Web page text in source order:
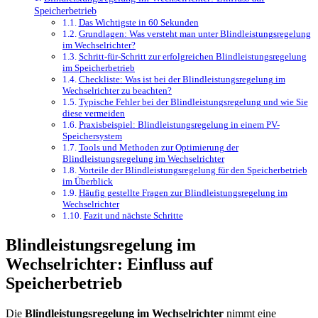
Speicherbetrieb
Das Wichtigste in 60 Sekunden
Grundlagen: Was versteht man unter Blindleistungsregelung
im Wechselrichter?
Schritt-für-Schritt zur erfolgreichen Blindleistungsregelung
im Speicherbetrieb
Checkliste: Was ist bei der Blindleistungsregelung im
Wechselrichter zu beachten?
Typische Fehler bei der Blindleistungsregelung und wie Sie
diese vermeiden
Praxisbeispiel: Blindleistungsregelung in einem PV-
Speichersystem
Tools und Methoden zur Optimierung der
Blindleistungsregelung im Wechselrichter
Vorteile der Blindleistungsregelung für den Speicherbetrieb
im Überblick
Häufig gestellte Fragen zur Blindleistungsregelung im
Wechselrichter
Fazit und nächste Schritte
Blindleistungsregelung im
Wechselrichter: Einfluss auf
Speicherbetrieb
Die Blindleistungsregelung im Wechselrichter nimmt eine